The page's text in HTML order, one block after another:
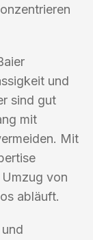
und
sind gut
mit
Mit
von
abläuft.